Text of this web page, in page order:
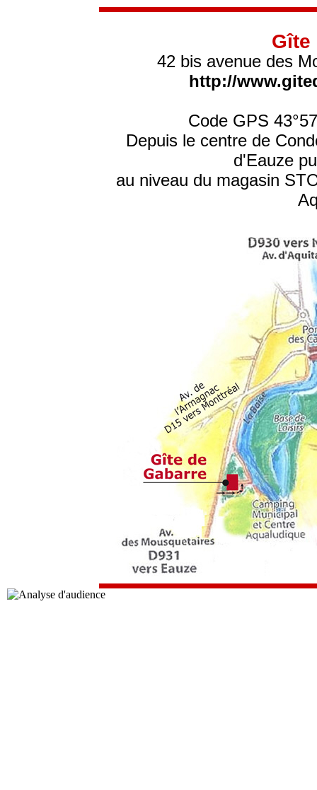
Gîte
42 bis avenue des
http://
Code GPS
Depuis le centre de
d'Eauze
au niveau du magasin